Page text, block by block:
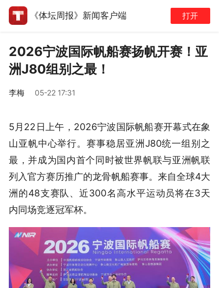
《体坛周报》新闻客户端 打开
2026宁波国际帆船赛扬帆开赛！亚
洲J80组别之最！
李梅 05-22 17:31
5月22日上午，2026宁波国际帆船赛开幕式在象
山亚帆中心举行。赛事稳居亚洲J80统一组别之
最，并成为国内首个同时被世界帆联与亚洲帆联
列入官方赛历推广的龙骨帆船赛事。来自全球4大
洲的48支赛队、近300名高水平运动员将在3天
内同场竞逐冠军杯。